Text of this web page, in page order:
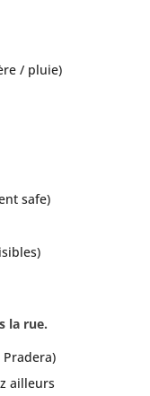
/ pluie)
safe)
la rue.
ailleurs